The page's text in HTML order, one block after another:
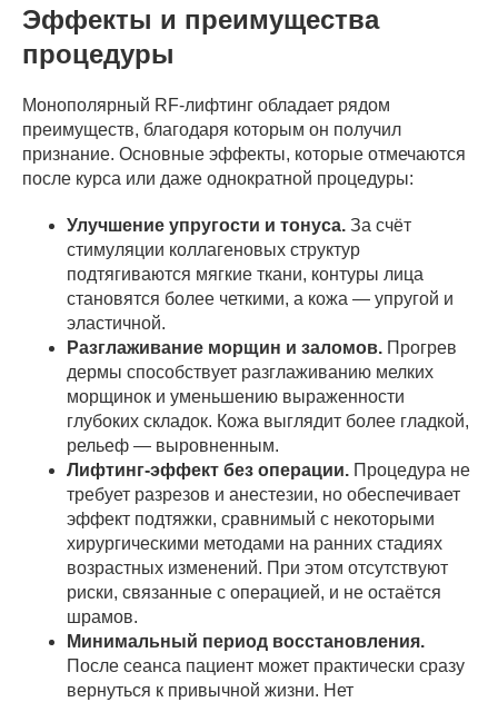
Эффекты и преимущества
процедуры
Монополярный RF-лифтинг обладает рядом
преимуществ, благодаря которым он получил
признание. Основные эффекты, которые отмечаются
после курса или даже однократной процедуры:
Улучшение упругости и тонуса. За счёт
стимуляции коллагеновых структур
подтягиваются мягкие ткани, контуры лица
становятся более четкими, а кожа — упругой и
эластичной.
Разглаживание морщин и заломов. Прогрев
дермы способствует разглаживанию мелких
морщинок и уменьшению выраженности
глубоких складок. Кожа выглядит более гладкой,
рельеф — выровненным.
Лифтинг-эффект без операции. Процедура не
требует разрезов и анестезии, но обеспечивает
эффект подтяжки, сравнимый с некоторыми
хирургическими методами на ранних стадиях
возрастных изменений. При этом отсутствуют
риски, связанные с операцией, и не остаётся
шрамов.
Минимальный период восстановления.
После сеанса пациент может практически сразу
вернуться к привычной жизни. Нет